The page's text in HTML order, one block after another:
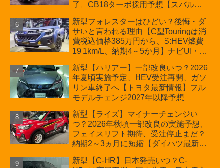
了、CB18ターボ採用予想【スバル最
新型フォレスターはひどい？後悔・ダ
サいと言われる理由【C型Touringは消
費税込価格385万円から、S:HEV燃費
19.1km/L、納期4～5か月】ナビUI・冬
カーオブザイヤーとJNCAP大賞受賞後
も残る注意点
新型【ハリアー】一部改良いつ？2026
年夏頃実施予定、HEV受注再開、ガソ
リン車終了へ【トヨタ最新情報】フル
モデルチェンジ2027年以降予想
新型【ライズ】マイナーチェンジい
つ？2026年秋頃一部改良の実施予想、
フェイスリフト期待、受注停止まだ？
納期2～3ヵ月に短縮【ダイハツ最新情
180.07～244.2万円、値上げ約8～10万
新型【C-HR】日本発売いつ？C-